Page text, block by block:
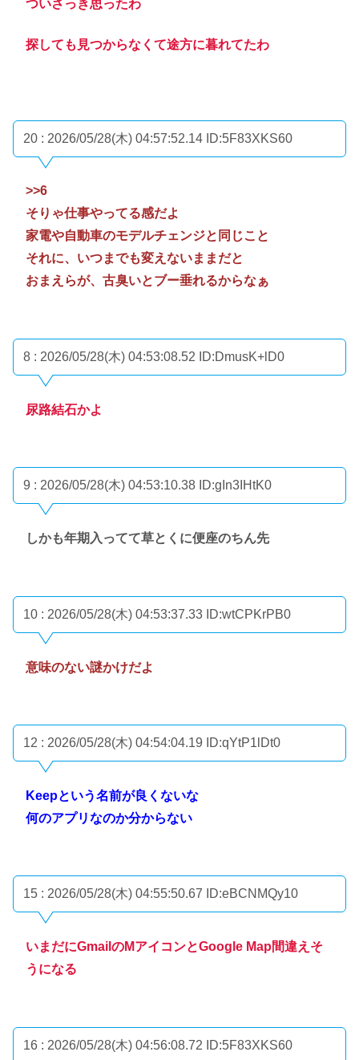
ついさっき思ったわ
探しても見つからなくて途方に暮れてたわ
20 : 2026/05/28(木) 04:57:52.14 ID:5F83XKS60
>>6
そりゃ仕事やってる感だよ
家電や自動車のモデルチェンジと同じこと
それに、いつまでも変えないままだと
おまえらが、古臭いとブー垂れるからなぁ
8 : 2026/05/28(木) 04:53:08.52 ID:DmusK+lD0
尿路結石かよ
9 : 2026/05/28(木) 04:53:10.38 ID:gIn3IHtK0
しかも年期入ってて草とくに便座のちん先
10 : 2026/05/28(木) 04:53:37.33 ID:wtCPKrPB0
意味のない謎かけだよ
12 : 2026/05/28(木) 04:54:04.19 ID:qYtP1lDt0
Keepという名前が良くないな
何のアプリなのか分からない
15 : 2026/05/28(木) 04:55:50.67 ID:eBCNMQy10
いまだにGmailのMアイコンとGoogle Map間違えそ
うになる
16 : 2026/05/28(木) 04:56:08.72 ID:5F83XKS60